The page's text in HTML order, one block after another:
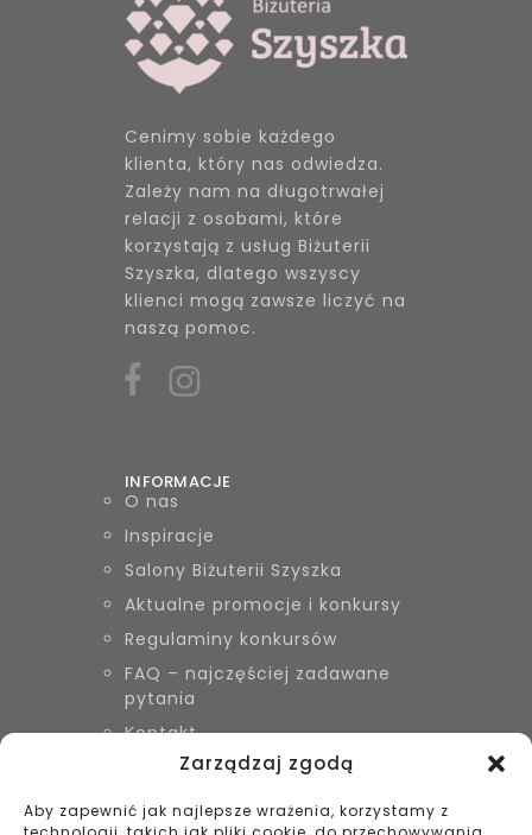
Zarządzaj zgodą
Aby zapewnić jak najlepsze wrażenia, korzystamy z
Cenimy sobie każdego
klienta, który nas odwiedza.
Zależy nam na długotrwałej
relacji z osobami, które
korzystają z usług Biżuterii
Szyszka, dlatego wszyscy
klienci mogą zawsze liczyć na
naszą pomoc.
INFORMACJE
O nas
Inspiracje
Salony Biżuterii Szyszka
Aktualne promocje i konkursy
Regulaminy konkursów
FAQ – najczęściej zadawane
pytania
Kontakt
KONTAKT